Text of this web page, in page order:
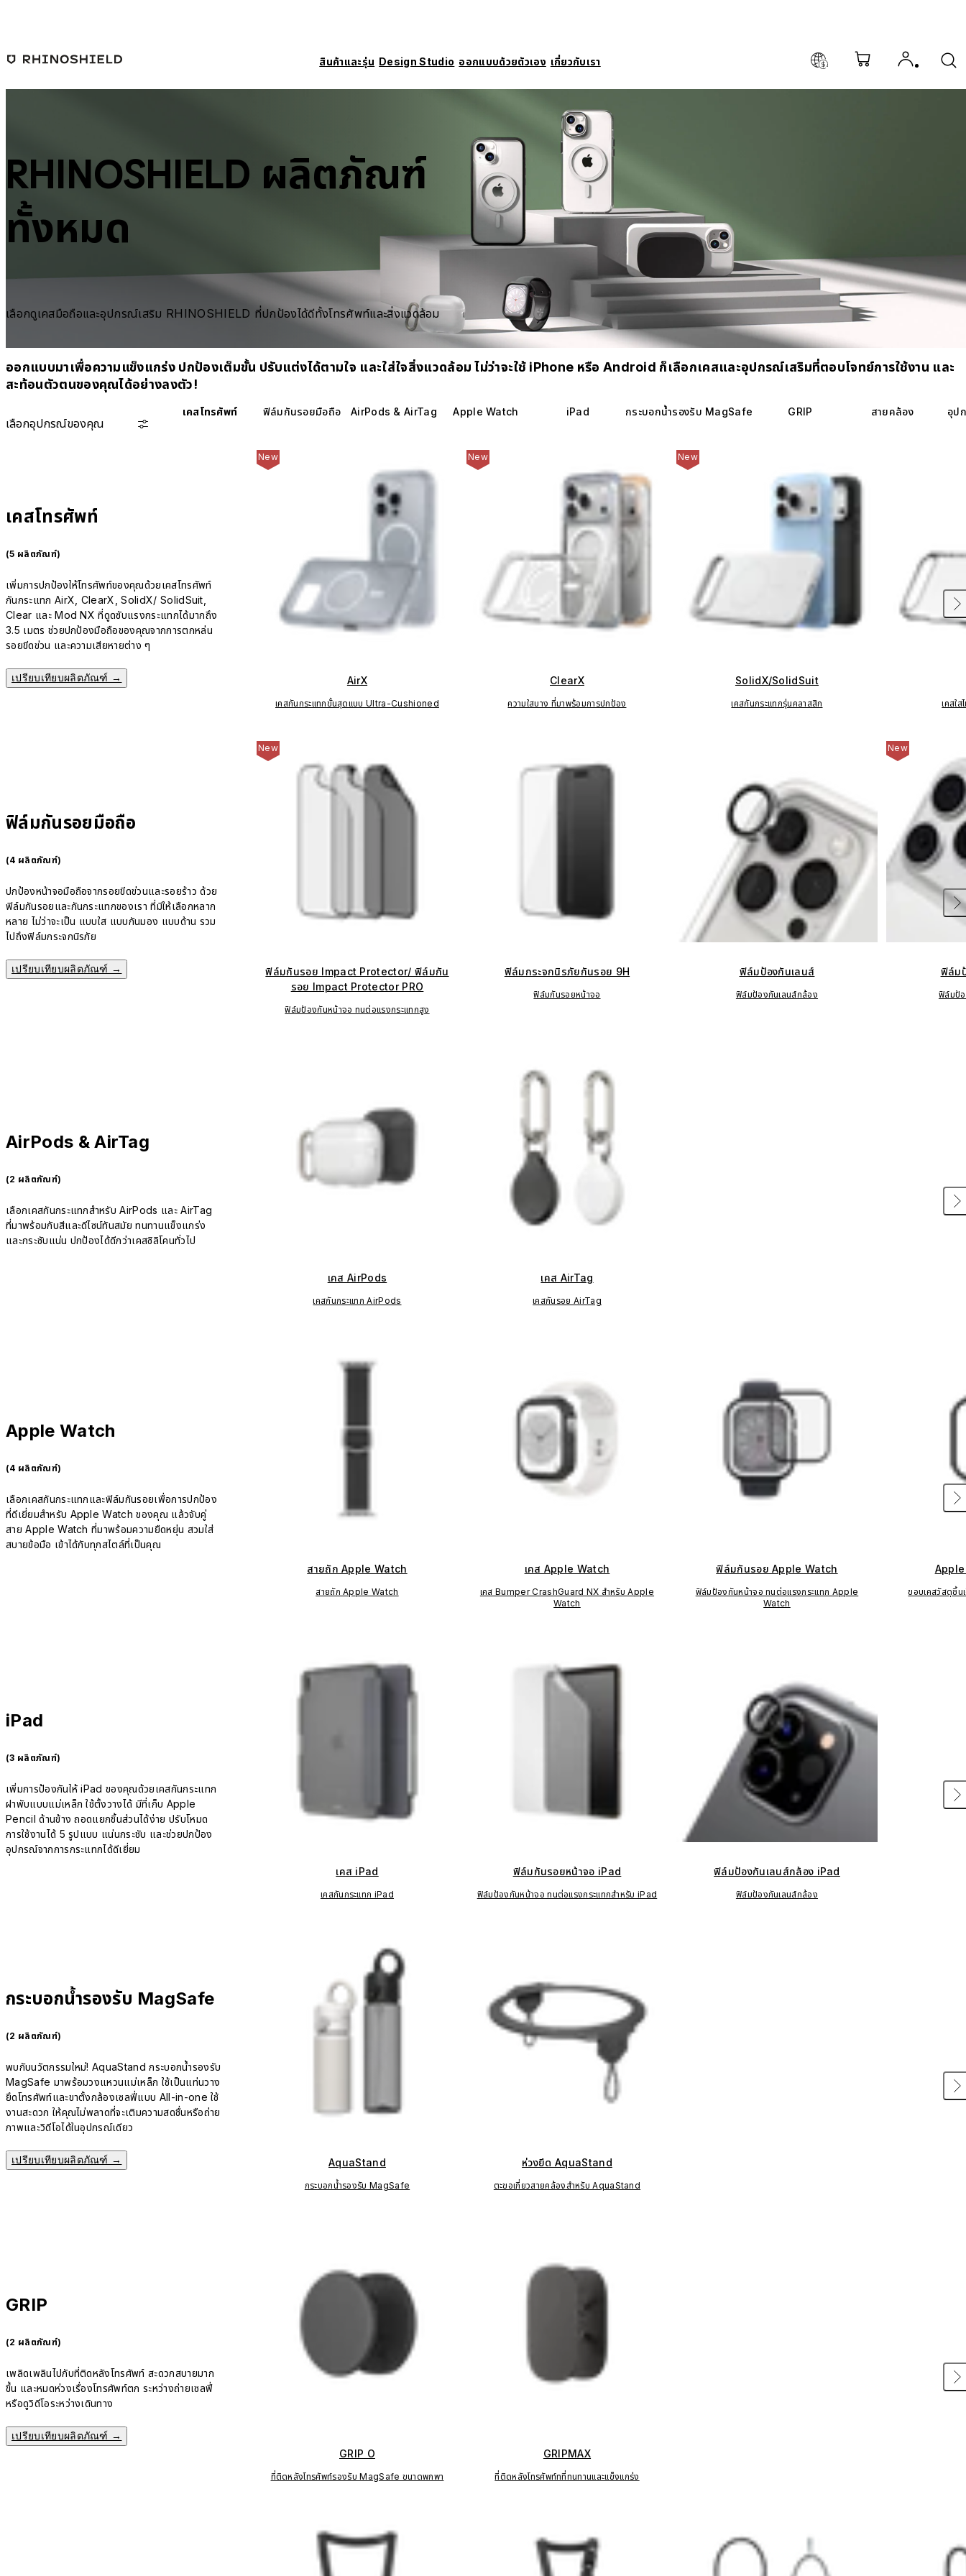
สินค้าและรุ่น Design Studio ออกแบบด้วยตัวเอง เกี่ยวกับเรา
RHINOSHIELD ผลิตภัณฑ์
ทั้งหมด
เลือกดูเคสมือถือและอุปกรณ์เสริม RHINOSHIELD ที่ปกป้องได้ดีทั้งโทรศัพท์และสิ่งแวดล้อม
ออกแบบมาเพื่อความแข็งแกร่ง ปกป้องเต็มขั้น ปรับแต่งได้ตามใจ และใส่ใจสิ่งแวดล้อม ไม่ว่าจะใช้ iPhone หรือ Android ก็เลือกเคสและอุปกรณ์เสริมที่ตอบโจทย์การใช้งาน และ
สะท้อนตัวตนของคุณได้อย่างลงตัว!
เลือกอุปกรณ์ของคุณ
เคสโทรศัพท์ ฟิล์มกันรอยมือถือ AirPods & AirTag Apple Watch iPad กระบอกน้ำรองรับ MagSafe GRIP สายคล้อง อุป
เคสโทรศัพท์
(5 ผลิตภัณฑ์)
เพิ่มการปกป้องให้โทรศัพท์ของคุณด้วยเคสโทรศัพท์
กันกระแทก AirX, ClearX, SolidX/ SolidSuit,
Clear และ Mod NX ที่ดูดซับแรงกระแทกได้มากถึง
3.5 เมตร ช่วยปกป้องมือถือของคุณจากการตกหล่น
รอยขีดข่วน และความเสียหายต่าง ๆ
เปรียบเทียบผลิตภัณฑ์ →
New
AirX
เคสกันกระแทกขั้นสุดแบบ Ultra-Cushioned
New
ClearX
ความใสบาง ที่มาพร้อมการปกป้อง
New
SolidX/SolidSuit
เคสกันกระแทกรุ่นคลาสสิก เคสใ
ฟิล์มกันรอยมือถือ
(4 ผลิตภัณฑ์)
ปกป้องหน้าจอมือถือจากรอยขีดข่วนและรอยร้าว ด้วย
ฟิล์มกันรอยและกันกระแทกของเรา ที่มีให้เลือกหลาก
หลาย ไม่ว่าจะเป็น แบบใส แบบกันมอง แบบด้าน รวม
ไปถึงฟิล์มกระจกนิรภัย
เปรียบเทียบผลิตภัณฑ์ →
New
ฟิล์มกันรอย Impact Protector/ ฟิล์มกัน
รอย Impact Protector PRO
ฟิล์มป้องกันหน้าจอ ทนต่อแรงกระแทกสูง
ฟิล์มกระจกนิรภัยกันรอย 9H
ฟิล์มกันรอยหน้าจอ
ฟิล์มป้องกันเลนส์
ฟิล์มป้องกันเลนส์กล้อง
New
ฟิล์ม
ฟิล์มป้
AirPods & AirTag
(2 ผลิตภัณฑ์)
เลือกเคสกันกระแทกสำหรับ AirPods และ AirTag
ที่มาพร้อมกับสีและดีไซน์ทันสมัย ทนทานแข็งแกร่ง
และกระชับแน่น ปกป้องได้ดีกว่าเคสซิลิโคนทั่วไป
เคส AirPods
เคสกันกระแทก AirPods
เคส AirTag
เคสกันรอย AirTag
Apple Watch
(4 ผลิตภัณฑ์)
เลือกเคสกันกระแทกและฟิล์มกันรอยเพื่อการปกป้อง
ที่ดีเยี่ยมสำหรับ Apple Watch ของคุณ แล้วจับคู่
สาย Apple Watch ที่มาพร้อมความยืดหยุ่น สวมใส่
สบายข้อมือ เข้าได้กับทุกสไตล์ที่เป็นคุณ
สายถัก Apple Watch
สายถัก Apple Watch
เคส Apple Watch
เคส Bumper CrashGuard NX สำหรับ Apple
Watch
ฟิล์มกันรอย Apple Watch
ฟิล์มป้องกันหน้าจอ ทนต่อแรงกระแทก Apple
Watch
ขอบเคสวัสดุชิ้
iPad
(3 ผลิตภัณฑ์)
เพิ่มการป้องกันให้ iPad ของคุณด้วยเคสกันกระแทก
ฝาพับแบบแม่เหล็ก ใช้ตั้งวางได้ มีที่เก็บ Apple
Pencil ด้านข้าง ถอดแยกชิ้นส่วนได้ง่าย ปรับโหมด
การใช้งานได้ 5 รูปแบบ แน่นกระชับ และช่วยปกป้อง
อุปกรณ์จากการกระแทกได้ดีเยี่ยม
เคส iPad
เคสกันกระแทก iPad
ฟิล์มกันรอยหน้าจอ iPad
ฟิล์มป้องกันหน้าจอ ทนต่อแรงกระแทกสำหรับ iPad
ฟิล์มป้องกันเลนส์กล้อง iPad
ฟิล์มป้องกันเลนส์กล้อง
กระบอกน้ำรองรับ MagSafe
(2 ผลิตภัณฑ์)
พบกับนวัตกรรมใหม่! AquaStand กระบอกน้ำรองรับ
MagSafe มาพร้อมวงแหวนแม่เหล็ก ใช้เป็นแท่นวาง
ยึดโทรศัพท์และขาตั้งกล้องเซลฟี่แบบ All-in-one ใช้
งานสะดวก ให้คุณไม่พลาดที่จะเติมความสดชื่นหรือถ่าย
ภาพและวิดีโอได้ในอุปกรณ์เดียว
เปรียบเทียบผลิตภัณฑ์ → AquaStand
กระบอกน้ำรองรับ MagSafe
ห่วงยึด AquaStand
ตะขอเกี่ยวสายคล้องสำหรับ AquaStand
GRIP
(2 ผลิตภัณฑ์)
เพลิดเพลินไปกับที่ติดหลังโทรศัพท์ สะดวกสบายมาก
ขึ้น และหมดห่วงเรื่องโทรศัพท์ตก ระหว่างถ่ายเซลฟี่
หรือดูวิดีโอระหว่างเดินทาง
เปรียบเทียบผลิตภัณฑ์ →
GRIP O
ที่ติดหลังโทรศัพท์รองรับ MagSafe ขนาดพกพา
GRIPMAX
ที่ติดหลังโทรศัพท์ทที่ทนทานและแข็งแกร่ง